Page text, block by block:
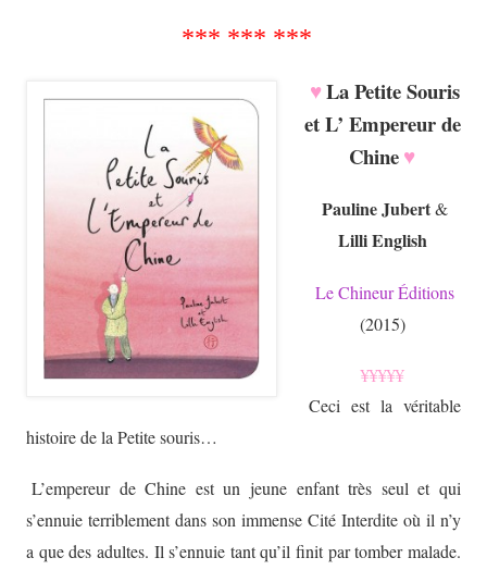
*** *** ***
♥La Petite Souris
et L’ Empereur de
Chine ♥
Pauline Jubert&
Lilli English
Le Chineur Éditions
(2015)
¥¥¥¥¥
Ceci est la véritable
histoire de la Petite souris…
L’empereur de Chine est un jeune enfant très seul et qui
s’ennuie terriblement dans son immense Cité Interdite où il n’y
a que des adultes. Il s’ennuie tant qu’il finit par tomber malade.